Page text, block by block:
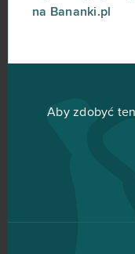
na Bananki.pl
Aby zdobyć